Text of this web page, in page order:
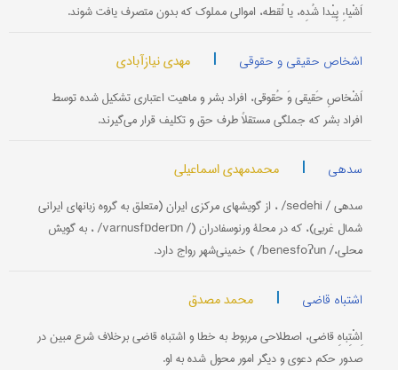
اَشْیاءِ پِیْدا شُدِه، یا لُقطه، اموالی مملوک که بدون متصرف یافت شوند.
اشخاص حقیقی و حقوقی | مهدی نیازآبادی
اَشْخاصِ حَقیقی وَ حُقوقی، افراد بشر و ماهیت اعتباری تشکیل شده توسط
افراد بشر که جملگی مستقلاً طرف حق و تکلیف قرار می‌گیرند.
سدهی | محمدمهدی اسماعیلی
سدهی / sedehi/ ، از گویشهای مرکزی ایران (متعلق به گروه زبانهای ایرانی
شمال غربی)، که در محلۀ ورنوسفادران (/ varnusfɒderɒn/ ، به گویش
محلی،/ benesfoʔun/ ) خمینی‌شهر رواج دارد.
اشتباه قاضی | محمد مصدق
اِشْتِباهِ قاضی، اصطلاحی مربوط به خطا و اشتباه قاضی برخلاف شرع مبین در
صدور حکم دعوی و دیگر امور محول شده به او.